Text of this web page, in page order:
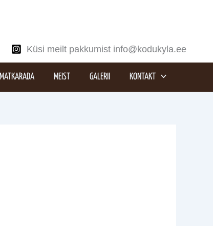
Küsi meilt pakkumist info@kodukyla.ee
MATKARADA MEIST GALERII KONTAKT